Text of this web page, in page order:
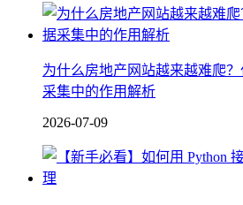
为什么房地产网站越来越难爬
采集中的作用解析
2026-07-09